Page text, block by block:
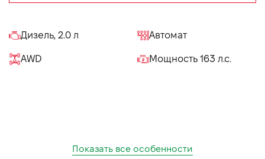
Дизель, 2.0 л Автомат
AWD Мощность 163 л.с.
Показать все особенности